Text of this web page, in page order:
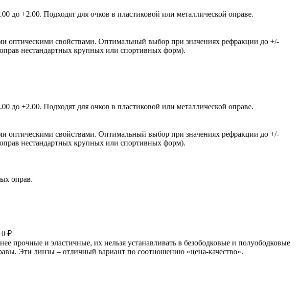
+2.00. Подходят для очков в пластиковой или металлической оправе.
оптическими свойствами. Оптимальный выбор при значениях рефракции до +/-
нестандартных крупных или спортивных форм).
+2.00. Подходят для очков в пластиковой или металлической оправе.
оптическими свойствами. Оптимальный выбор при значениях рефракции до +/-
нестандартных крупных или спортивных форм).
оправ.
0 ₽
прочные и эластичные, их нельзя устанавливать в безободковые и полуободковые
Эти линзы – отличный вариант по соотношению «цена-качество».